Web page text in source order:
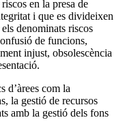
en la presa de
i que es divideixen
denominats riscos
de funcions,
injust, obsolescència
d’àrees com la
la gestió de recursos
amb la gestió dels fons